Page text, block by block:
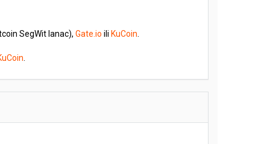
SegWit lanac), Gate.io ili KuCoin